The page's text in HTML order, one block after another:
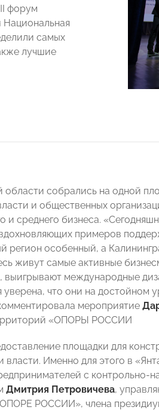
форум
Национальная
самых
лучшие
области собрались на одной
и общественных
и среднего бизнеса.
примеров
особенный, а
живут самые активные
выигрывают международные
что они на достойном
мероприятие
«ОПОРЫ РОССИИ
площадки для
Именно для этого в
с контрольно-
Дмитрия Петровичева,
РОССИИ», члена